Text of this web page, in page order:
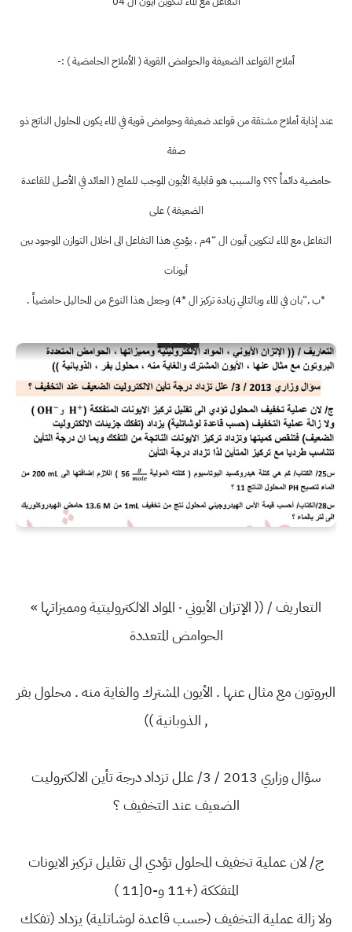
أملاح القواعد الضعيفة والحوامض القوية ( الأملاح الحامضية ) :-
عند إذابة أملاح مشتقة من قواعد ضعيفة وحوامض قوية في الماء يكون المحلول الناتج ذو
صفة
حامضية دائماً ؟؟؟ والسبب هو قابلية الأيون الموجب للملح ( العائد في الأصل للقاعدة
الضعيفة ) على
التفاعل مع الماء لتكوين أيون ال “4م . يؤدي هذا التفاعل الى اخلال التوازن الموجود بين
أيونات
*ب ,“بان في الماء وبالتالي زيادة تركيز ال *4) وجعل هذا النوع من المحاليل حامضياً .
التعاريف / (( الإتزان الأيوني ٠ المواد الالكتروليتية ومميزاتها »
الحوامض المتعددة
البروتون مع مثال عنها . الأيون المشترك والغاية منه . محلول بفر
, الذوبانية ))
سؤال وزاري 2013 / 3/ علل تزداد درجة تأين الالكتروليت
الضعيف عند التخفيف ؟
ج/ لان عملية تخفيف المحلول تؤدي الى تقليل تركيز الايونات
المتفككة (+11 و-0[11 )
ولا زالة عملية التخفيف (حسب قاعدة لوشاتلية) يزداد (تفكك